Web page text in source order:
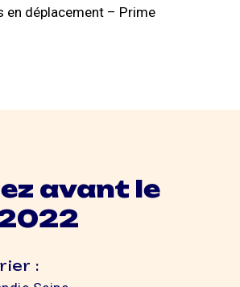
en déplacement – Prime
avant le
: